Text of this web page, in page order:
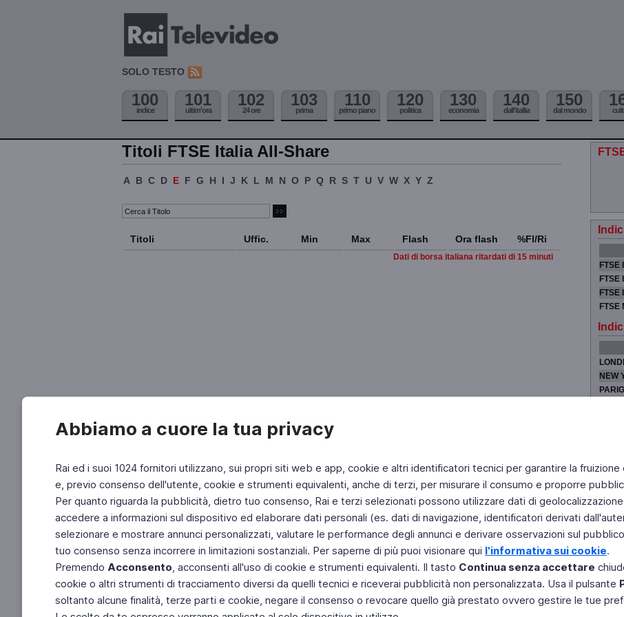
Abbiamo a cuore la tua privacy
Rai ed i suoi 1024 fornitori utilizzano, sui propri siti web e app, cookie e altri identificatori tecnici per garantire la
e, previo consenso dell'utente, cookie e strumenti equivalenti, anche di terzi, per misurare il consumo e proporre
Per quanto riguarda la pubblicità, dietro tuo consenso, Rai e terzi selezionati possono utilizzare dati di
accedere a informazioni sul dispositivo ed elaborare dati personali (es. dati di navigazione, identificatori derivati
selezionare e mostrare annunci personalizzati, valutare le performance degli annunci e derivare osservazioni sul
tuo consenso senza incorrere in limitazioni sostanziali. Per saperne di più puoi visionare qui l'informativa sui cookie.
Premendo Acconsento, acconsenti all'uso di cookie e strumenti equivalenti. Il tasto Continua senza accettare
cookie o altri strumenti di tracciamento diversi da quelli tecnici e riceverai pubblicità non personalizzata. Usa il pulsante
soltanto alcune finalità, terze parti e cookie, negare il consenso o revocare quello già prestato ovvero gestire le tue
SOLO TESTO
100
indice
101
ultim'ora
102
24 ore
103
prima
110
primo piano
120
politica
130
economia
140
dall'itallia
150
dal mondo
Titoli FTSE Italia All-Share
A B C D E F G H I J K L M N O P Q R S T U V W X Y Z
Titoli Uffic. Min Max Flash Ora flash %Fl/Ri
Dati di borsa italiana ritardati di 15 minuti
FTSE
FTSE
FTSE
FTSE
NEW
PARIGI
Fai di Televideo la tua Home Page Chi Siamo
Copyright © 2011 Rai - Tutti i diritti riservati
Engineered by RAI - Reti e Piattaforme